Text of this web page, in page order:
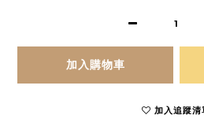
加入購物車
加入追蹤清